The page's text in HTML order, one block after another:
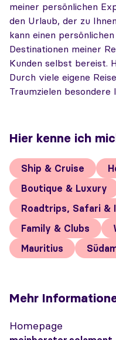
meiner persönlichen
den Urlaub, der zu
kann einen
Destinationen meiner
Kunden selbst bereist.
Durch viele eigene
Traumzielen besondere
Hier kenne ich
Ship & Cruise
Boutique & Luxury
Roadtrips, Safari &
Family & Clubs
Mauritius
Mehr
Homepage